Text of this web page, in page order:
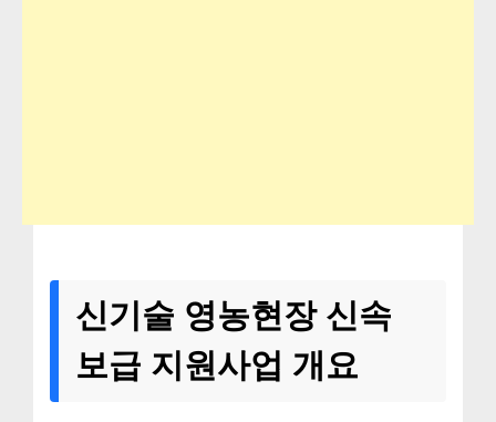
신기술 영농현장 신속
보급 지원사업 개요